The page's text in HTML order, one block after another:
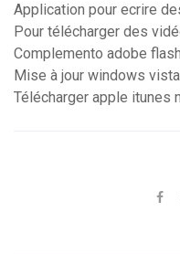
Application pour ecrire
Pour télécharger des
Complemento adobe
Mise à jour windows
Télécharger apple itunes